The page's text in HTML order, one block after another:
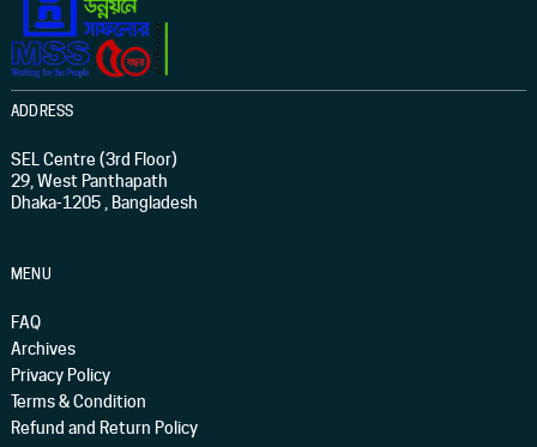
ADDRESS
SEL Centre (3rd Floor)
29, West Panthapath
Dhaka-1205 , Bangladesh
MENU
FAQ
Archives
Privacy Policy
Terms & Condition
Refund and Return Policy